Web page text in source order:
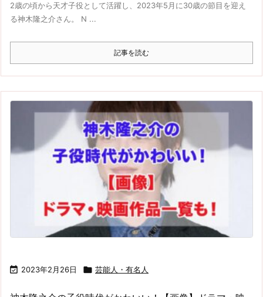
2歳の頃から天才子役として活躍し、2023年5月に30歳の節目を迎え
る神木隆之介さん。 N ...
記事を読む
 2023年2月26日  芸能人・有名人